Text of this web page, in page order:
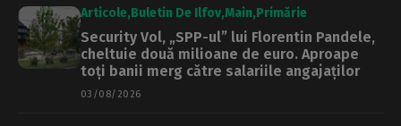
Articole Buletin De Ilfov Main Primărie
Security Vol, „SPP-ul” lui Florentin Pandele,
cheltuie două milioane de euro. Aproape
toți banii merg către salariile angajaților
03/08/2026